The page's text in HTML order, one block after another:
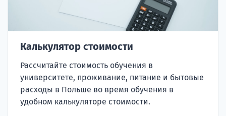
Калькулятор стоимости
Рассчитайте стоимость обучения в
университете, проживание, питание и бытовые
расходы в Польше во время обучения в
удобном калькуляторе стоимости.